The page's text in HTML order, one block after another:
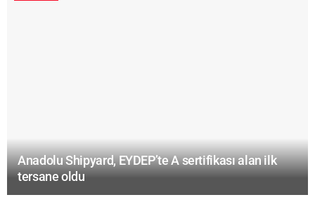
Anadolu Shipyard, EYDEP’te A sertifikası alan ilk
tersane oldu